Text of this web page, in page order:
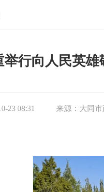
举行向人民英
23 08:31 来源： 大同市